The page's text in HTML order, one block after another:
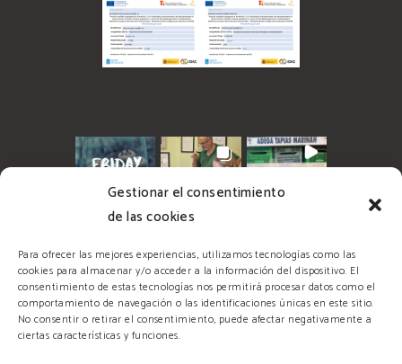
Gestionar el consentimiento
de las cookies
Para ofrecer las mejores experiencias, utilizamos tecnologías como las
cookies para almacenar y/o acceder a la información del dispositivo. El
consentimiento de estas tecnologías nos permitirá procesar datos como el
comportamiento de navegación o las identificaciones únicas en este sitio.
No consentir o retirar el consentimiento, puede afectar negativamente a
ciertas características y funciones.